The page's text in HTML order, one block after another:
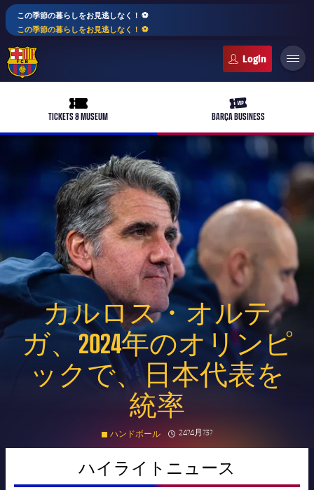
この季節の暮らしをお見逃しなく！ ⚽️
この季節の暮らしをお見逃しなく！ ⚽️
ticket-full
TICKETS & MUSEUM
ticket-vip
BARÇA BUSINESS
plusicon
label.aria.plus
バルサアカデミー
plusicon
label.aria.plus
10年毎
会長
レジェンド
plusicon
label.aria.plus
プレスパス
カルロス・オルテ
ガ、2024年のオリンピ
ックで、日本代表を
統率
ハンドボール clock
Published news
24?4月?3?
ハイライトニュース